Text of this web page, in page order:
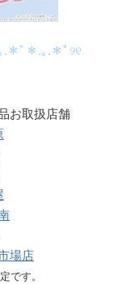
＊ﾟ＊.｡.＊ﾟ୨୧
お取扱店舗
場店
です。